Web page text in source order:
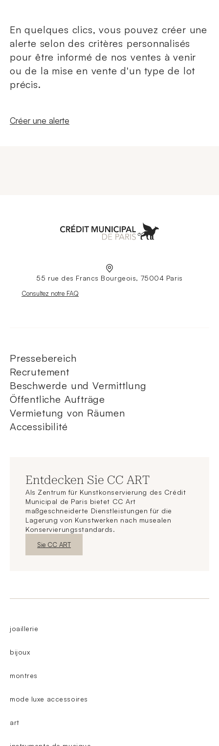
En quelques clics, vous pouvez créer une
alerte selon des critères personnalisés
pour être informé de nos ventes à venir
ou de la mise en vente d'un type de lot
précis.
Nouvelle fenêtre
Créer une alerte
55 rue des Francs Bourgeois, 75004 Paris
Nouvelle fenêtre
Consultez notre FAQ
Pressebereich
Recrutement
Beschwerde und Vermittlung
Öffentliche Aufträge
Vermietung von Räumen
Accessibilité
Entdecken Sie CC ART
Als Zentrum für Kunstkonservierung des Crédit
Municipal de Paris bietet CC Art
maßgeschneiderte Dienstleistungen für die
Lagerung von Kunstwerken nach musealen
Konservierungsstandards.
Neues FensterEntdecken
Sie CC ART
joaillerie
bijoux
montres
mode luxe accessoires
art